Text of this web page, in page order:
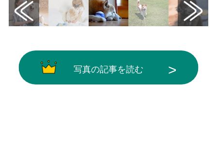
写真の記事を読む